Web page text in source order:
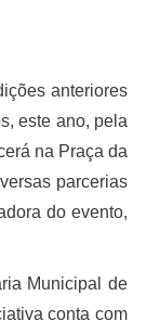
anteriores
este ano, pela
na Praça da
parcerias
do evento,
Municipal de
conta com